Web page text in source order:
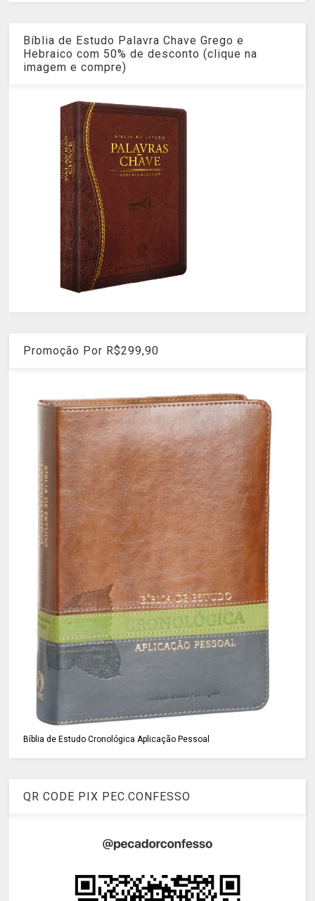
Bíblia de Estudo Palavra Chave Grego e
Hebraico com 50% de desconto (clique na
imagem e compre)
Promoção Por R$299,90
Bíblia de Estudo Cronológica Aplicação Pessoal
QR CODE PIX PEC.CONFESSO